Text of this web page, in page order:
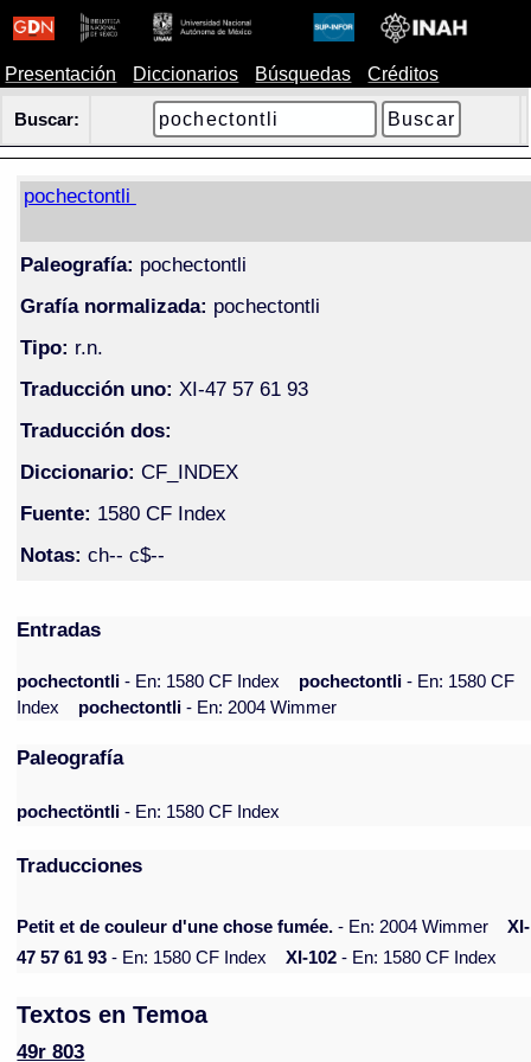
Presentación Diccionarios Búsquedas Créditos
Buscar:
pochectontli
Paleografía: pochectontli
Grafía normalizada: pochectontli
Tipo: r.n.
Traducción uno: XI-47 57 61 93
Traducción dos:
Diccionario: CF_INDEX
Fuente: 1580 CF Index
Notas: ch-- c$--
Entradas
pochectontli- En: 1580 CF Index pochectontli- En: 1580 CF
Index
pochectontli- En: 2004 Wimmer
Paleografía
pochectöntli - En: 1580 CF Index
Traducciones
Petit et de couleur d'une chose fumée. - En: 2004 Wimmer
XI-
47 57 61 93 - En: 1580 CF Index XI-102 - En: 1580 CF Index
Textos en Temoa
49r 803